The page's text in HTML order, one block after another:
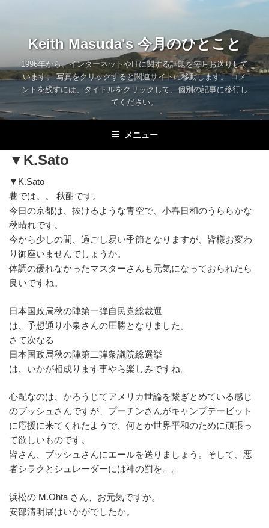
へ
キ
ッ
Keith Masuda's 今月のひとこと
1996年から、インターネットやITに関する話題を毎月お送りして
います。 写真をクリックすると関連サイトに移動します。 コメ
ントを残すには、タイトルをクリックして、個別の記事に移行し
てください。
メニュー
▼K.Sato
▼K.Sato
巷では。。 秋酣です。
今日の京都は、抜けるような青空で、小春日和のうららかな
秋晴れです。
今から少しの間、過ごし易い季節となりますが、皆様お変わ
り御座いませんでしょうか。
体調の優れなかったマスターさんも元気になっておられたら
良いですね。
日本国政局秋の陣第一弾自民党総裁選
は、予想通り小泉さんの圧勝となりました。
さて次なる
日本国政局秋の陣第二弾衆議院総選挙
は、いかが相成ります事やら楽しみですね。
心配なのは、かろうじてアメリカ世論を繋ぎとめている感じ
のブッシュさんですが、プーチンさんがキャンプデービット
に応援に来てくれたようで、何とか世界平和のために頑張っ
て欲しいものです。
皆さん、ブッシュさんにエールを送りましょう。そして、悪
者シラクとシュレーダーには神の罰を。。
浜松の M.Ohta さん、お元気ですか。
安部清明展はいかがでしたか。